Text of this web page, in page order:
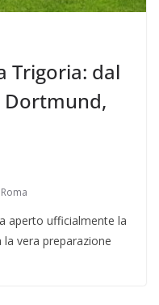
Trigoria: dal
Dortmund,
aperto ufficialmente la
vera preparazione